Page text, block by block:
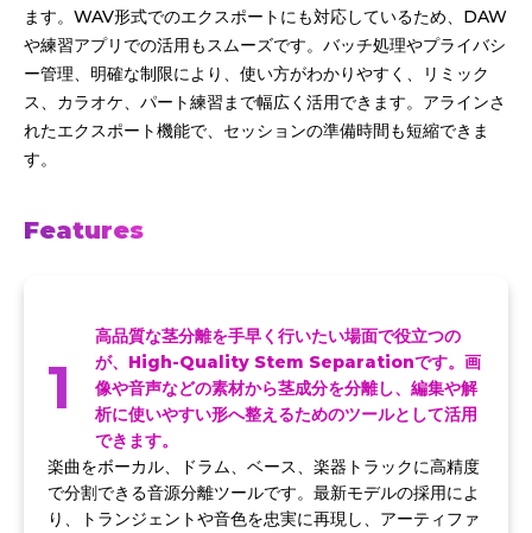
ます。WAV形式でのエクスポートにも対応しているため、DAW
や練習アプリでの活用もスムーズです。バッチ処理やプライバシ
ー管理、明確な制限により、使い方がわかりやすく、リミック
ス、カラオケ、パート練習まで幅広く活用できます。アラインさ
れたエクスポート機能で、セッションの準備時間も短縮できま
す。
Features
1
高品質な茎分離を手早く行いたい場面で役立つの
が、High-Quality Stem Separationです。画
像や音声などの素材から茎成分を分離し、編集や解
析に使いやすい形へ整えるためのツールとして活用
できます。
楽曲をボーカル、ドラム、ベース、楽器トラックに高精度
で分割できる音源分離ツールです。最新モデルの採用によ
り、トランジェントや音色を忠実に再現し、アーティファ